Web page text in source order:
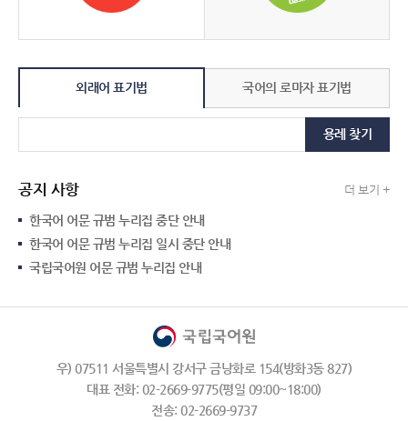
외래어 표기법 국어의 로마자 표기법
용례 찾기
공지 사항 더 보기 +
한국어 어문 규범 누리집 중단 안내
한국어 어문 규범 누리집 일시 중단 안내
국립국어원 어문 규범 누리집 안내
우) 07511 서울특별시 강서구 금낭화로 154(방화3동 827)
대표 전화: 02-2669-9775(평일 09:00~18:00)
전송: 02-2669-9737